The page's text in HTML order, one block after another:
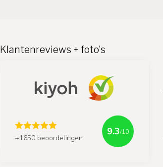
Klantenreviews + foto's
+1650 beoordelingen
9.3/10